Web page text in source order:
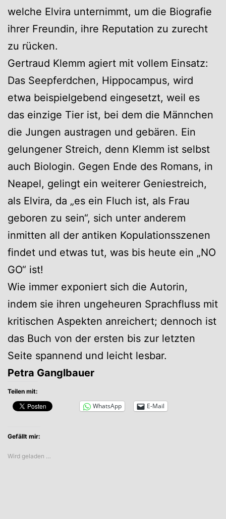
welche Elvira unternimmt, um die Biografie
ihrer Freundin, ihre Reputation zu zurecht
zu rücken.
Gertraud Klemm agiert mit vollem Einsatz:
Das Seepferdchen, Hippocampus, wird
etwa beispielgebend eingesetzt, weil es
das einzige Tier ist, bei dem die Männchen
die Jungen austragen und gebären. Ein
gelungener Streich, denn Klemm ist selbst
auch Biologin. Gegen Ende des Romans, in
Neapel, gelingt ein weiterer Geniestreich,
als Elvira, da „es ein Fluch ist, als Frau
geboren zu sein“, sich unter anderem
inmitten all der antiken Kopulationsszenen
findet und etwas tut, was bis heute ein „NO
GO“ ist!
Wie immer exponiert sich die Autorin,
indem sie ihren ungeheuren Sprachfluss mit
kritischen Aspekten anreichert; dennoch ist
das Buch von der ersten bis zur letzten
Seite spannend und leicht lesbar.
Petra Ganglbauer
Teilen mit:
WhatsApp E-Mail
Gefällt mir:
Wird geladen …